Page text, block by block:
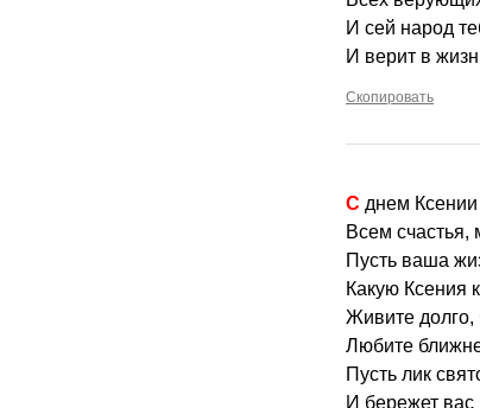
И сей народ
И верит в
Скопировать
С днем
Всем счастья,
Пусть ваша
Какую Ксения
Живите долго,
Любите
Пусть лик
И бережет